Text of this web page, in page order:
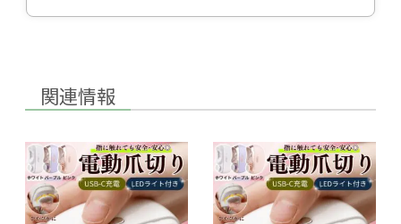
関連情報